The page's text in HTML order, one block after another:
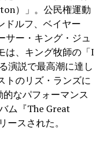
）」。公民権運動
ドルフ、ベイヤー
サー・キング・ジュ
は、キング牧師の「I
演説で最高潮に達し
トのリズ・ランズに
なパフォーマンス
ム『The Great
スされた。